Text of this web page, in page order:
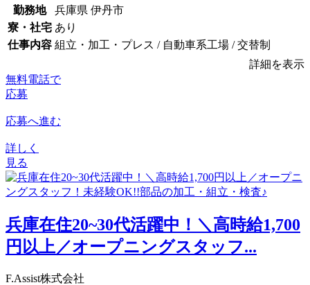
勤務地
兵庫県 伊丹市
寮・社宅 あり
仕事内容 組立・加工・プレス / 自動車系工場 / 交替制
詳細を表示
無料電話で
応募
応募へ進む
詳しく
見る
兵庫在住20~30代活躍中！＼高時給1,700
円以上／オープニングスタッフ...
F.Assist株式会社